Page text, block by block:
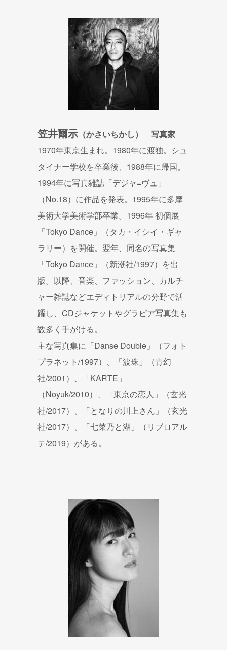
笠井爾示 （かさいちかし） 写真家
1970年東京生まれ。1980年に渡独。シュ
タイナー学校を卒業後、1988年に帰国。
1994年に写真雑誌「デジャ=ヴュ」
（No.18）に作品を発表。1995年に多摩
美術大学美術学部卒業。1996年 初個展
「Tokyo Dance」（タカ・イシイ・ギャ
ラリー）を開催。翌年、同名の写真集
「Tokyo Dance」（新潮社/1997）を出
版。以降、音楽、ファッション、カルチ
ャー雑誌などエディトリアルの分野で活
躍し、CDジャケットやグラビア写真集も
数多く手がける。
主な写真集に「Danse Double」（フォト
プラネット/1997）、「波珠」（青幻
社/2001）、「KARTE」
（Noyuk/2010）、「東京の恋人」（玄光
社/2017）、「となりの川上さん」（玄光
社/2017）、「七菜乃と湖」（リブロアル
テ/2019）がある。